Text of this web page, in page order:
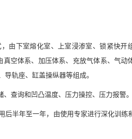
由下室熔化室、上室浸渗室、锁紧快开
空体系、加压体系、充放气体系、气动
轨座、缸盖操纵器等组成。
查询和凹凸温度、压力操控、压力报警。
半年至一年，由使用专家进行深化训练